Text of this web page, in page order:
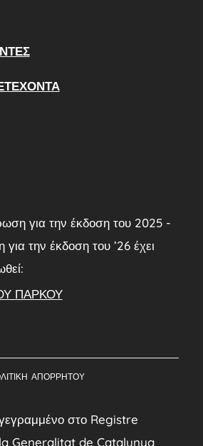
για την έκδοση του 2025 -
την έκδοση του ’26 έχει
ΠΆΡΚΟΥ
απορρήτου
στο Registre
Generalitat de Catalunya